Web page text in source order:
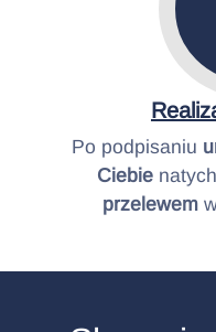
Po podpisaniu
Ciebie
przelewem